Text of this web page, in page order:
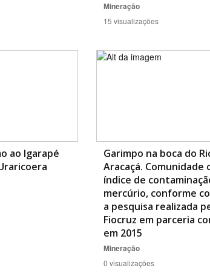
Mineração
15 visualizações
ao Igarapé
Garimpo na boca do
Aracaçá. Comunidade
índice de
mercúrio, conforme
a pesquisa realizada
Fiocruz em parceria
em 2015
Mineração
0 visualizações